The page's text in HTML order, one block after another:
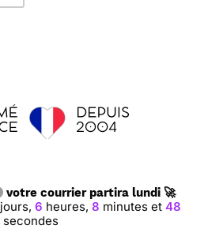
votre courrier partira lundi 🚀
jours, 6 heures, 8 minutes et 47
secondes